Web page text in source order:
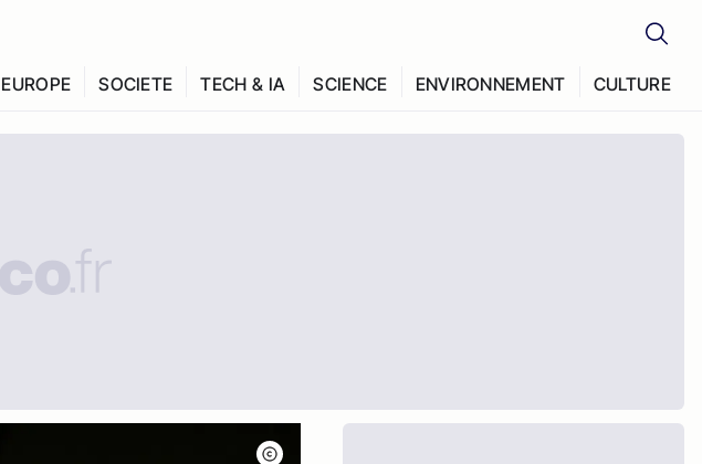
EUROPE SOCIETE TECH & IA SCIENCE ENVIRONNEMENT CULTURE